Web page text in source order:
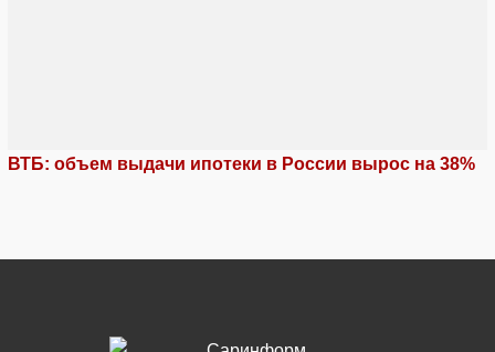
ВТБ: объем выдачи ипотеки в России вырос на 38%